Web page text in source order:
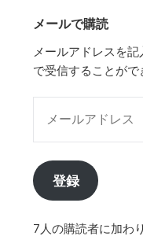
メールで購読
メールアドレスを
で受信することがで
登録
7人の購読者に加わ